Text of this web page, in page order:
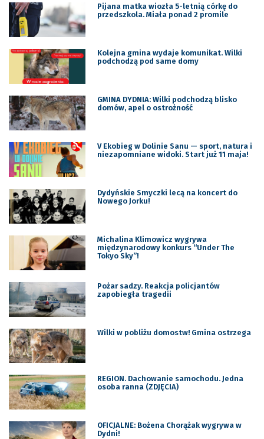
Pijana matka wiozła 5-letnią córkę do
przedszkola. Miała ponad 2 promile
Kolejna gmina wydaje komunikat. Wilki
podchodzą pod same domy
GMINA DYDNIA: Wilki podchodzą blisko
domów, apel o ostrożność
V Ekobieg w Dolinie Sanu — sport, natura i
niezapomniane widoki. Start już 11 maja!
Dydyńskie Smyczki lecą na koncert do
Nowego Jorku!
Michalina Klimowicz wygrywa
międzynarodowy konkurs “Under The
Tokyo Sky”!
Pożar sadzy. Reakcja policjantów
zapobiegła tragedii
Wilki w pobliżu domostw! Gmina ostrzega
REGION. Dachowanie samochodu. Jedna
osoba ranna (ZDJĘCIA)
OFICJALNE: Bożena Chorążak wygrywa w
Dydni!